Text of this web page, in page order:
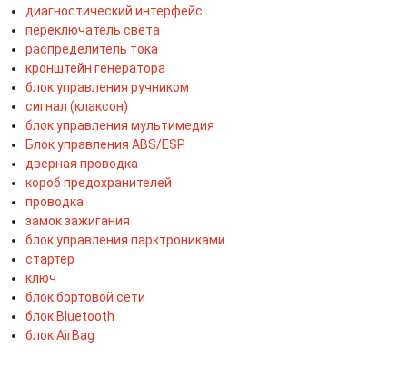
диагностический интерфейс
переключатель света
распределитель тока
кронштейн генератора
блок управления ручником
сигнал (клаксон)
блок управления мультимедия
Блок управления ABS/ESP
дверная проводка
короб предохранителей
проводка
замок зажигания
блок управления парктрониками
стартер
ключ
блок бортовой сети
блок Bluetooth
блок AirBag